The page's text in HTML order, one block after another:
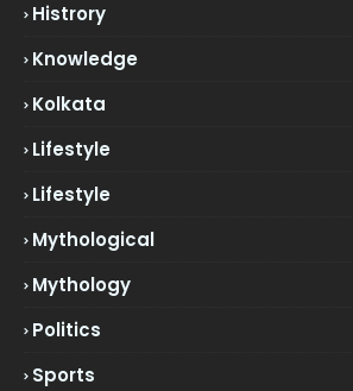
Histrory
Knowledge
Kolkata
Lifestyle
Lifestyle
Mythological
Mythology
Politics
Sports